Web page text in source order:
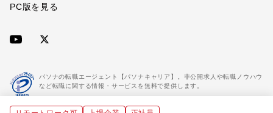
PC版を見る
パソナの転職エージェント【パソナキャリア】。非公開求人や転職ノウハウ
など転職に関する情報・サービスを無料で提供します。